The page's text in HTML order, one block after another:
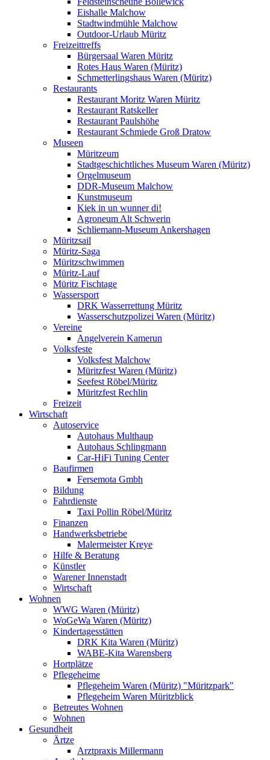
Eishalle Malchow
Stadtwindmühle Malchow
Outdoor-Urlaub Müritz
Freizeittreffs
Bürgersaal Waren Müritz
Rotes Haus Waren (Müritz)
Schmetterlingshaus Waren (Müritz)
Restaurants
Restaurant Moritz Waren Müritz
Restaurant Ratskeller
Restaurant Paulshöhe
Restaurant Schmiede Groß Dratow
Museen
Müritzeum
Stadtgeschichtliches Museum Waren (Müritz)
Orgelmuseum
DDR-Museum Malchow
Kunstmuseum
Kiek in un wunner di!
Agroneum Alt Schwerin
Schliemann-Museum Ankershagen
Müritzsail
Müritz-Saga
Müritzschwimmen
Müritz-Lauf
Müritz Fischtage
Wassersport
DRK Wasserrettung Müritz
Wasserschutzpolizei Waren (Müritz)
Vereine
Angelverein Kamerun
Volksfeste
Volksfest Malchow
Müritzfest Waren (Müritz)
Seefest Röbel/Müritz
Müritzfest Rechlin
Freizeit
Wirtschaft
Autoservice
Autohaus Multhaup
Autohaus Schlingmann
Car-HiFi Tuning Center
Baufirmen
Fersemota Gmbh
Bildung
Fahrdienste
Taxi Pollin Röbel/Müritz
Finanzen
Handwerksbetriebe
Malermeister Kreye
Hilfe & Beratung
Künstler
Warener Innenstadt
Wirtschaft
Wohnen
WWG Waren (Müritz)
WoGeWa Waren (Müritz)
Kindertagesstätten
DRK Kita Waren (Müritz)
WABE-Kita Warensberg
Hortplätze
Pflegeheime
Pflegeheim Waren (Müritz) "Müritzpark"
Pflegeheim Waren Müritzblick
Betreutes Wohnen
Wohnen
Gesundheit
Ärtze
Arztpraxis Millermann